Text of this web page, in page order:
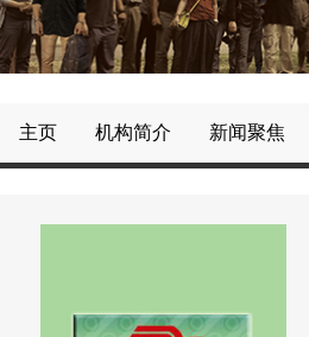
主页 机构简介 新闻聚焦